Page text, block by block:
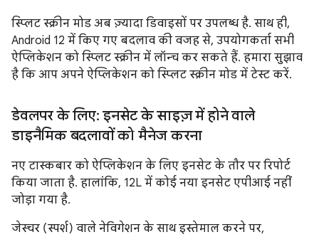
स्प्लिट स्क्रीन मोड अब ज़्यादा डिवाइसों पर उपलब्ध है. साथ ही,
Android 12 में किए गए बदलाव की वजह से, उपयोगकर्ता सभी
ऐप्लिकेशन को स्प्लिट स्क्रीन में लॉन्च कर सकते हैं. हमारा सुझाव
है कि आप अपने ऐप्लिकेशन को स्प्लिट स्क्रीन मोड में टेस्ट करें.
डेवलपर के लिए: इनसेट के साइज़ में होने वाले
डाइनैमिक बदलावों को मैनेज करना
नए टास्कबार को ऐप्लिकेशन के लिए इनसेट के तौर पर रिपोर्ट
किया जाता है. हालांकि, 12L में कोई नया इनसेट एपीआई नहीं
जोड़ा गया है.
जेस्चर (स्पर्श) वाले नेविगेशन के साथ इस्तेमाल करने पर,